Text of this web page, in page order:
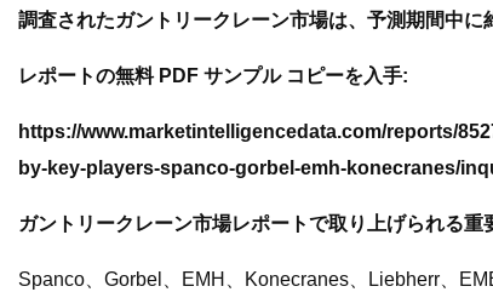
調査されたガントリークレーン市場は、予測期間中に
レポートの無料 PDF サンプル コピーを入手:
https://www.marketintelligencedata.com/reports/
by-key-players-spanco-gorbel-emh-konecranes/
ガントリークレーン市場レポートで取り上げられる重
Spanco、Gorbel、EMH、Konecranes、Liebherr、